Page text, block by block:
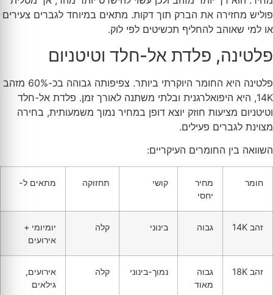
פוליש מחזירה את הברק תוך דקות. מתאים במיוחד לגברים צעירים
או למי שאוהב להחליף תכשיטים לפי לוק.
פלטינה, פלדת אל-חלד וטיטניום
פלטינה היא החומר היוקרתי ביותר. צפיפותה גבוהה בכ-60% מזהב
14K, היא היפואלרגנית ובלתי משתנה לאורך זמן. פלדת אל-חלד
וטיטניום מציעות חוזק יוצא דופן במחיר נמוך משמעותית, בחירה
מצוינת לגברים פעילים.
השוואה בין החומרים העיקריים:
חומר
מחיר
יחסי
קושי תחזוקה מתאים ל-
זהב 14K גבוה בינוני קלה
יומיומי +
אירועים
זהב 18K
גבוה
מאוד
נמוך-בינוני קלה
אירועים,
גילאים